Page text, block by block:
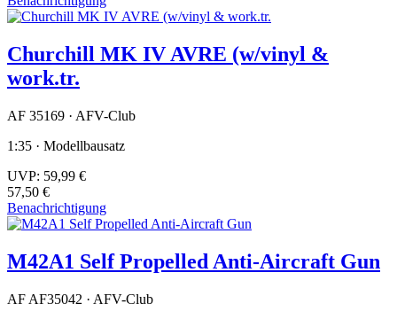
Churchill MK IV AVRE (w/vinyl &
work.tr.
AF 35169 · AFV-Club
1:35 · Modellbausatz
UVP: 59,99 €
57,50 €
Benachrichtigung
M42A1 Self Propelled Anti-Aircraft Gun
AF AF35042 · AFV-Club